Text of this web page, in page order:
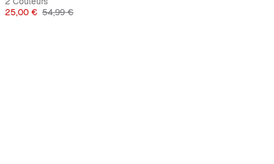
Prix
25,00 € Prix original
54,99 €